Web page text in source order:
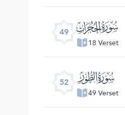
49 ﯞ
18 Verset
52 ﯡ
49 Verset